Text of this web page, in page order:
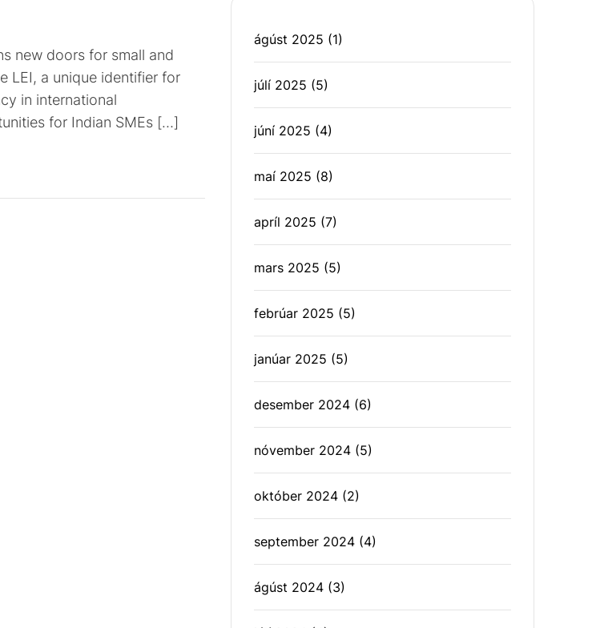
new doors for small and
LEI, a unique identifier for
in international
for Indian SMEs […]
ágúst 2025 (1)
júlí 2025 (5)
júní 2025 (4)
maí 2025 (8)
apríl 2025 (7)
mars 2025 (5)
febrúar 2025 (5)
janúar 2025 (5)
desember 2024 (6)
nóvember 2024 (5)
október 2024 (2)
september 2024 (4)
ágúst 2024 (3)